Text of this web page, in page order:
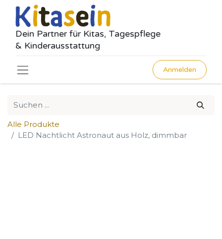
Dein Partner für Kitas, Tagespflege
& Kinderausstattung
Anmelden
Alle Produkte
LED Nachtlicht Astronaut aus Holz, dimmbar